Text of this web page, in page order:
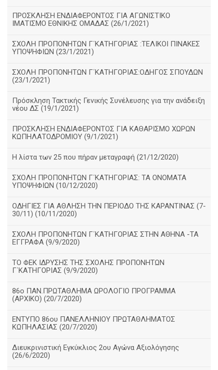
ΠΡΟΣΚΛΗΣΗ ΕΝΔΙΑΦΕΡΟΝΤΟΣ ΓΙΑ ΑΓΩΝΙΣΤΙΚΟ
ΙΜΑΤΙΣΜΟ ΕΘΝΙΚΗΣ ΟΜΑΔΑΣ (26/1/2021)
ΣΧΟΛΗ ΠΡΟΠΟΝΗΤΩΝ Γ΄ΚΑΤΗΓΟΡΙΑΣ :ΤΕΛΙΚΟΙ ΠΙΝΑΚΕΣ
ΥΠΟΨΗΦΙΩΝ (23/1/2021)
ΣΧΟΛΗ ΠΡΟΠΟΝΗΤΩΝ Γ΄ΚΑΤΗΓΟΡΙΑΣ:ΟΔΗΓΟΣ ΣΠΟΥΔΩΝ
(23/1/2021)
Πρόσκληση Τακτικής Γενικής Συνέλευσης για την ανάδειξη
νέου ΔΣ (19/1/2021)
ΠΡΟΣΚΛΗΣΗ ΕΝΔΙΑΦΕΡΟΝΤΟΣ ΓΙΑ ΚΑΘΑΡΙΣΜΟ ΧΩΡΩΝ
ΚΩΠΗΛΑΤΟΔΡΟΜΙΟΥ (9/1/2021)
Η λίστα των 25 που πήραν μεταγραφή (21/12/2020)
ΣΧΟΛΗ ΠΡΟΠΟΝΗΤΩΝ Γ΄ΚΑΤΗΓΟΡΙΑΣ: ΤΑ ΟΝΟΜΑΤΑ
ΥΠΟΨΗΦΙΩΝ (10/12/2020)
ΟΔΗΓΙΕΣ ΓΙΑ ΑΘΛΗΣΗ ΤΗΝ ΠΕΡΙΟΔΟ ΤΗΣ ΚΑΡΑΝΤΙΝΑΣ (7-
30/11) (10/11/2020)
ΣΧΟΛΗ ΠΡΟΠΟΝΗΤΩΝ Γ΄ΚΑΤΗΓΟΡΙΑΣ ΣΤΗΝ ΑΘΗΝΑ -ΤΑ
ΕΓΓΡΑΦΑ (9/9/2020)
TO ΦΕΚ ΙΔΡΥΣΗΣ ΤΗΣ ΣΧΟΛΗΣ ΠΡΟΠΟΝΗΤΩΝ
Γ΄ΚΑΤΗΓΟΡΙΑΣ (9/9/2020)
86o ΠΑΝ.ΠΡΩΤΑΘΛΗΜΑ ΩΡΟΛΟΓΙΟ ΠΡΟΓΡΑΜΜΑ
(ΑΡΧΙΚΟ) (20/7/2020)
ΕΝΤΥΠΟ 86ου ΠΑΝΕΛΛΗΝΙΟΥ ΠΡΩΤΑΘΛΗΜΑΤΟΣ
ΚΩΠΗΛΑΣΙΑΣ (20/7/2020)
Διευκρινιστική Εγκύκλιος 2ου Αγώνα Αξιολόγησης
(26/6/2020)